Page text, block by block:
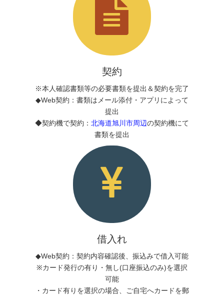
契約
※本人確認書類等の必要書類を提出＆契約を完了
◆Web契約：書類はメール添付・アプリによって
提出
◆契約機で契約： 北海道旭川市周辺の契約機にて
書類を提出
借入れ
◆Web契約：契約内容確認後、振込みで借入可能
※カード発行の有り・無し(口座振込のみ)を選択
可能
・カード有りを選択の場合、ご自宅へカードを郵